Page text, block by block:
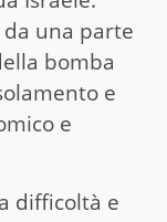
da una parte
bomba
e
e
difficoltà e